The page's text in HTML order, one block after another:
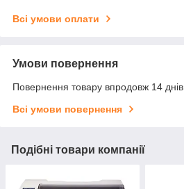
Всі умови оплати
Умови повернення
Повернення товару впродовж 14
Всі умови повернення
Подібні товари компанії